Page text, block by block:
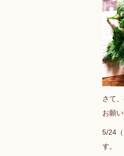
さて
お願い
5/24
す。